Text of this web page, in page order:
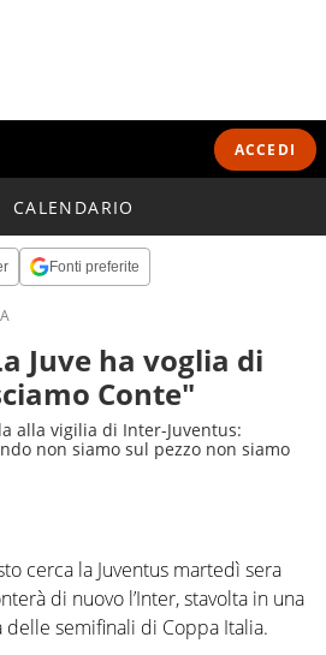
ACCEDI
CALENDARIO
Fonti preferite
Juve ha voglia di
Conte"
alla vigilia di Inter-Juventus:
non siamo sul pezzo non siamo
cerca la Juventus martedì sera
di nuovo l’Inter, stavolta in una
delle semifinali di Coppa Italia.